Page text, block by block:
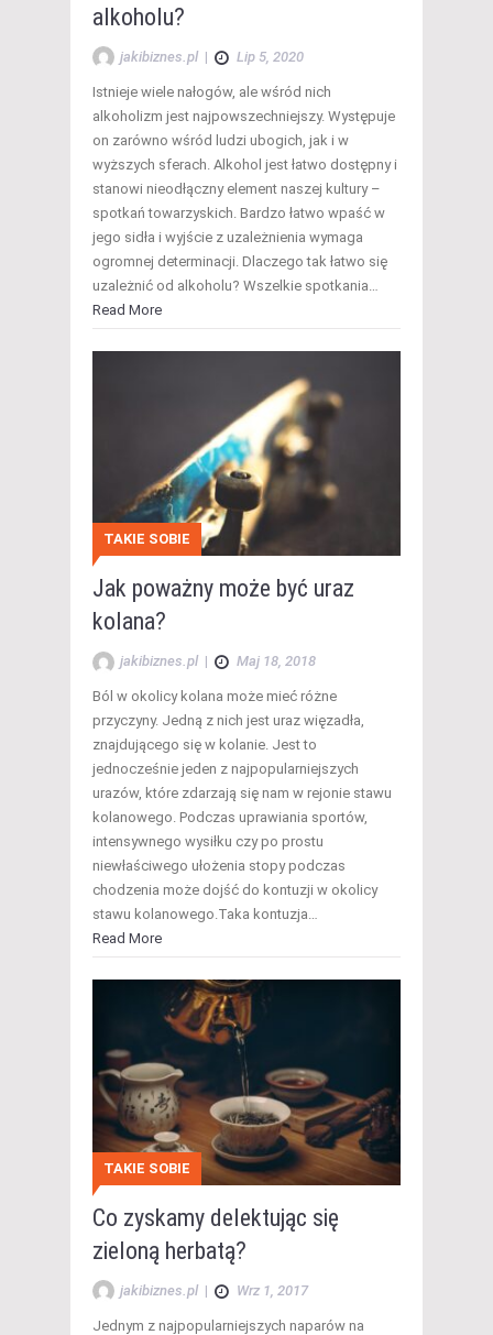
alkoholu?
jakibiznes.pl | Lip 5, 2020
Istnieje wiele nałogów, ale wśród nich
alkoholizm jest najpowszechniejszy. Występuje
on zarówno wśród ludzi ubogich, jak i w
wyższych sferach. Alkohol jest łatwo dostępny i
stanowi nieodłączny element naszej kultury –
spotkań towarzyskich. Bardzo łatwo wpaść w
jego sidła i wyjście z uzależnienia wymaga
ogromnej determinacji. Dlaczego tak łatwo się
uzależnić od alkoholu? Wszelkie spotkania…
Read More
TAKIE SOBIE
Jak poważny może być uraz
kolana?
jakibiznes.pl | Maj 18, 2018
Ból w okolicy kolana może mieć różne
przyczyny. Jedną z nich jest uraz więzadła,
znajdującego się w kolanie. Jest to
jednocześnie jeden z najpopularniejszych
urazów, które zdarzają się nam w rejonie stawu
kolanowego. Podczas uprawiania sportów,
intensywnego wysiłku czy po prostu
niewłaściwego ułożenia stopy podczas
chodzenia może dojść do kontuzji w okolicy
stawu kolanowego.Taka kontuzja…
Read More
TAKIE SOBIE
Co zyskamy delektując się
zieloną herbatą?
jakibiznes.pl | Wrz 1, 2017
Jednym z najpopularniejszych naparów na